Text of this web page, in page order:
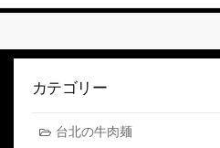
る
カテゴリー
台北の牛肉麺